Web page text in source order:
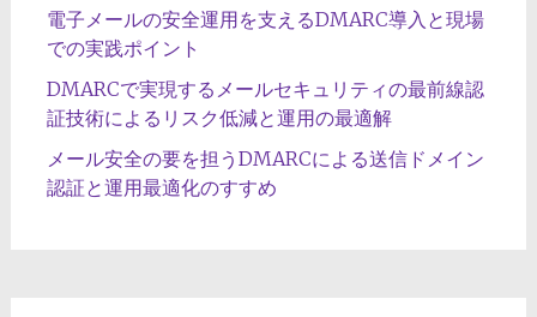
電子メールの安全運用を支えるDMARC導入と現場
での実践ポイント
DMARCで実現するメールセキュリティの最前線認
証技術によるリスク低減と運用の最適解
メール安全の要を担うDMARCによる送信ドメイン
認証と運用最適化のすすめ